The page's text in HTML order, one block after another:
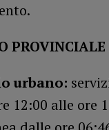
urbano:
12:00 alle ore